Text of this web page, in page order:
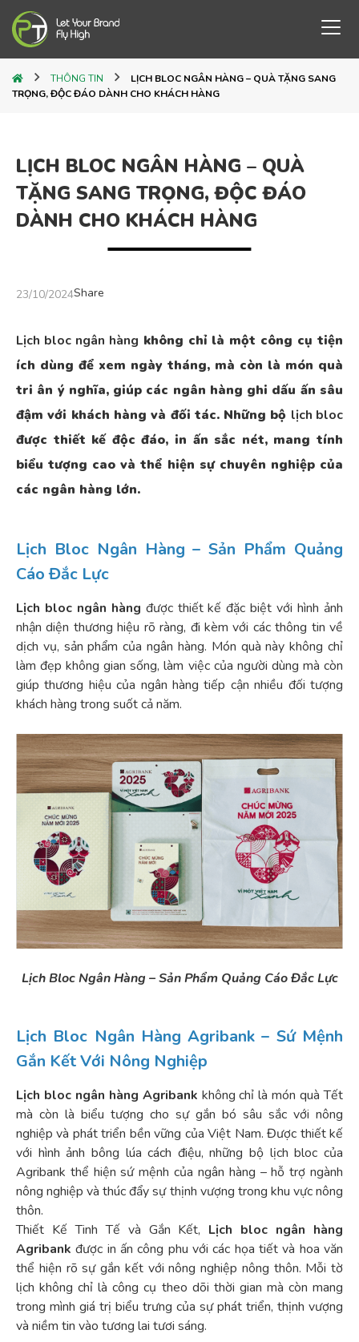
THÔNG TIN
LỊCH BLOC NGÂN HÀNG – QUÀ TẶNG SANG
TRỌNG, ĐỘC ĐÁO DÀNH CHO KHÁCH HÀNG
LỊCH BLOC NGÂN HÀNG – QUÀ
TẶNG SANG TRỌNG, ĐỘC ĐÁO
DÀNH CHO KHÁCH HÀNG
23/10/2024Share
Lịch bloc ngân hàng không chỉ là một công cụ tiện
ích dùng để xem ngày tháng, mà còn là món quà
tri ân ý nghĩa, giúp các ngân hàng ghi dấu ấn sâu
đậm với khách hàng và đối tác. Những bộ lịch bloc
được thiết kế độc đáo, in ấn sắc nét, mang tính
biểu tượng cao và thể hiện sự chuyên nghiệp của
các ngân hàng lớn.
Lịch Bloc Ngân Hàng – Sản Phẩm Quảng
Cáo Đắc Lực
Lịch bloc ngân hàng được thiết kế đặc biệt với hình ảnh
nhận diện thương hiệu rõ ràng, đi kèm với các thông tin về
dịch vụ, sản phẩm của ngân hàng. Món quà này không chỉ
làm đẹp không gian sống, làm việc của người dùng mà còn
giúp thương hiệu của ngân hàng tiếp cận nhiều đối tượng
khách hàng trong suốt cả năm.
Lịch Bloc Ngân Hàng – Sản Phẩm Quảng Cáo Đắc Lực
Lịch Bloc Ngân Hàng Agribank – Sứ Mệnh
Gắn Kết Với Nông Nghiệp
Lịch bloc ngân hàng Agribank không chỉ là món quà Tết
mà còn là biểu tượng cho sự gắn bó sâu sắc với nông
nghiệp và phát triển bền vững của Việt Nam. Được thiết kế
với hình ảnh bông lúa cách điệu, những bộ lịch bloc của
Agribank thể hiện sứ mệnh của ngân hàng – hỗ trợ ngành
nông nghiệp và thúc đẩy sự thịnh vượng trong khu vực nông
thôn.
Thiết Kế Tinh Tế và Gắn Kết, Lịch bloc ngân hàng
Agribank được in ấn công phu với các họa tiết và hoa văn
thể hiện rõ sự gắn kết với nông nghiệp nông thôn. Mỗi tờ
lịch không chỉ là công cụ theo dõi thời gian mà còn mang
trong mình giá trị biểu trưng của sự phát triển, thịnh vượng
và niềm tin vào tương lai tươi sáng.